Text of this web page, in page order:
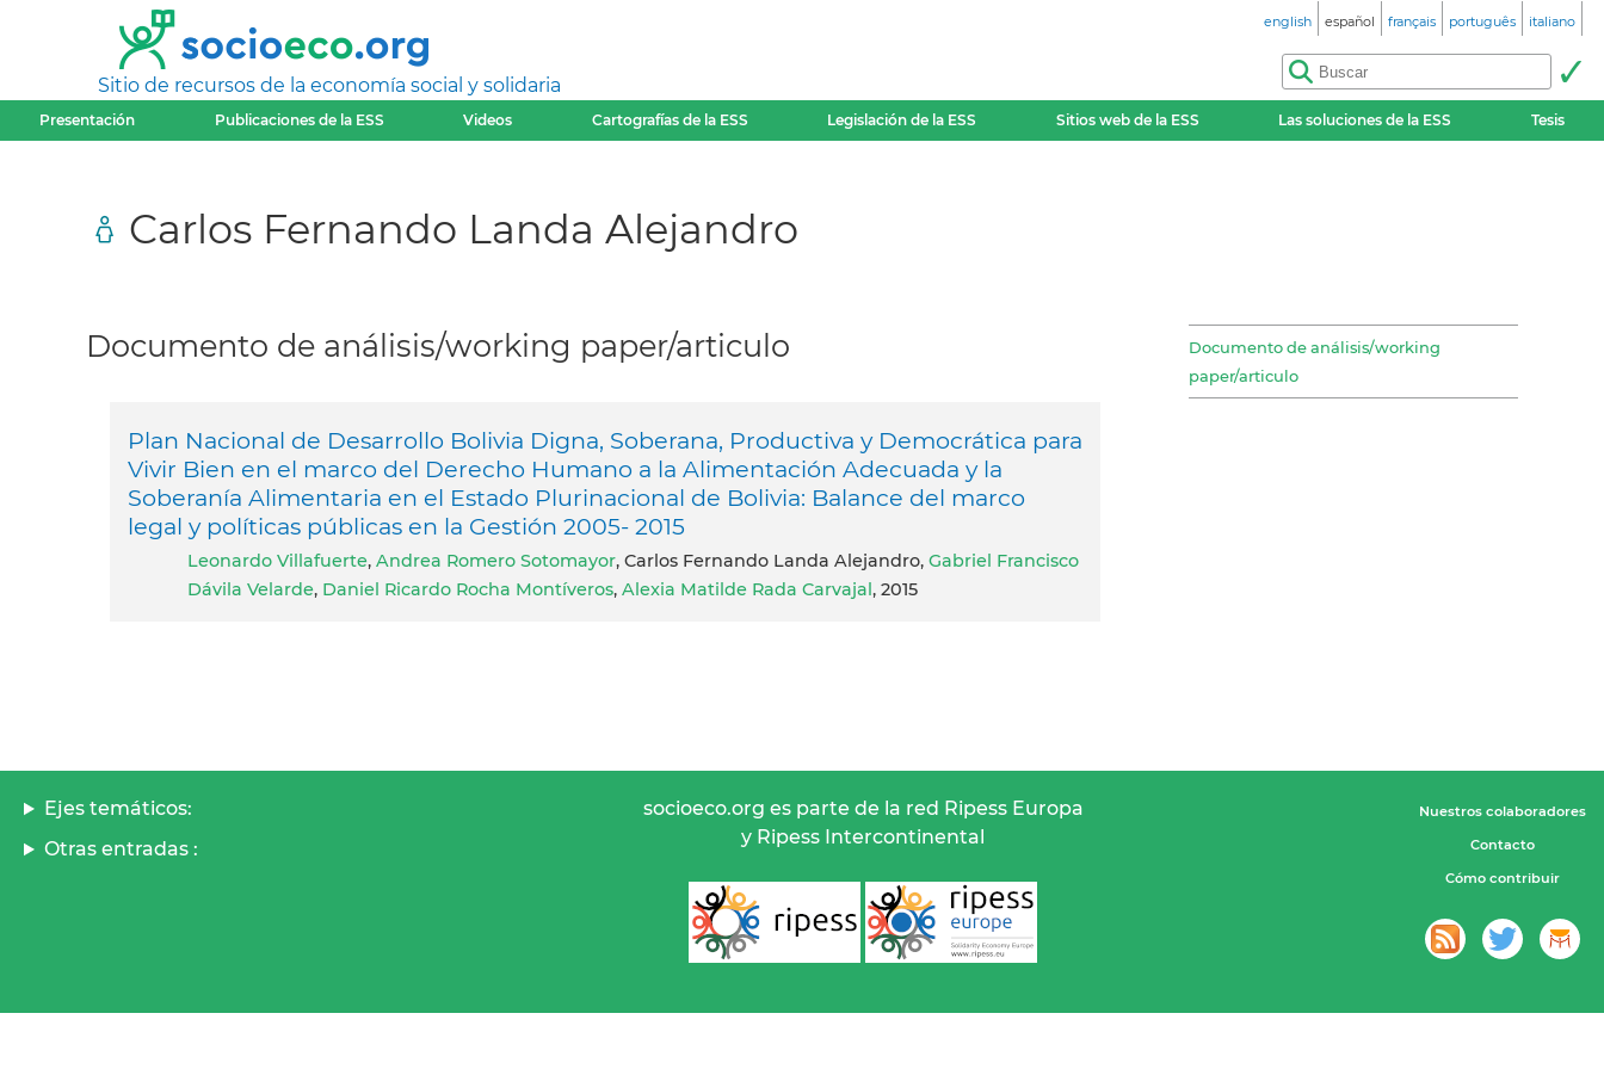
Sitio de recursos de la economía social y solidaria
english español français português italiano
Presentación Publicaciones de la ESS Videos Cartografías de la ESS Legislación de la ESS Sitios web de la ESS Las soluciones de la ESS Tesis
Carlos Fernando Landa Alejandro
Documento de análisis/working
paper/articulo
Documento de análisis/working paper/articulo
Plan Nacional de Desarrollo Bolivia Digna, Soberana, Productiva y Democrática para
Vivir Bien en el marco del Derecho Humano a la Alimentación Adecuada y la
Soberanía Alimentaria en el Estado Plurinacional de Bolivia: Balance del marco
legal y políticas públicas en la Gestión 2005- 2015
Leonardo Villafuerte, Andrea Romero Sotomayor, Carlos Fernando Landa Alejandro, Gabriel Francisco
Dávila Velarde, Daniel Ricardo Rocha Montíveros, Alexia Matilde Rada Carvajal, 2015
Ejes temáticos:
Otras entradas :
socioeco.org es parte de la red Ripess Europa
y Ripess Intercontinental
Nuestros colaboradores
Contacto
Cómo contribuir